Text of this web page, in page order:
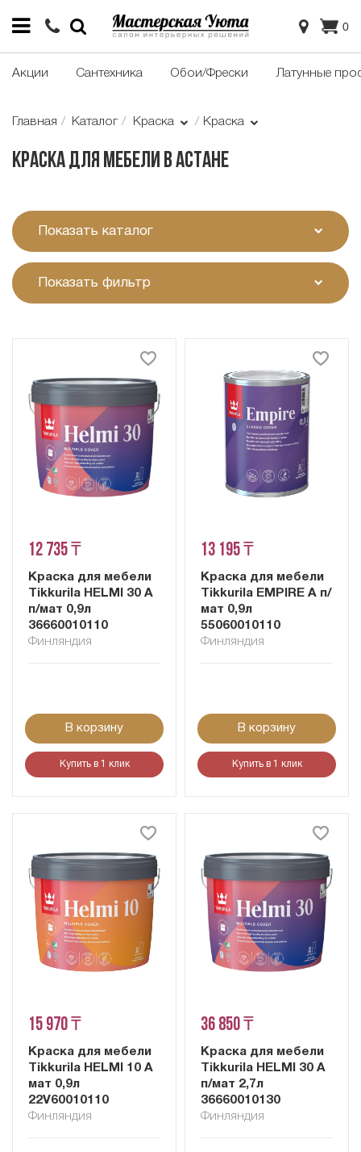
0
Акции Сантехника Обои/Фрески Латунные
Главная Каталог Краска Краска
Краска для мебели в Астане
Показать каталог
Показать фильтр
12 735 ₸
Краска для мебели
Tikkurila HELMI 30 A
п/мат 0,9л
36660010110
Финляндия
В корзину
Купить в 1 клик
13 195 ₸
Краска для мебели
Tikkurila EMPIRE A п/
мат 0,9л
55060010110
Финляндия
В корзину
Купить в 1 клик
15 970 ₸
Краска для мебели
Tikkurila HELMI 10 A
мат 0,9л
22V60010110
Финляндия
36 850 ₸
Краска для мебели
Tikkurila HELMI 30 A
п/мат 2,7л
36660010130
Финляндия